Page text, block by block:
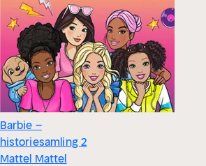
Barbie –
historiesamling 2
Mattel Mattel